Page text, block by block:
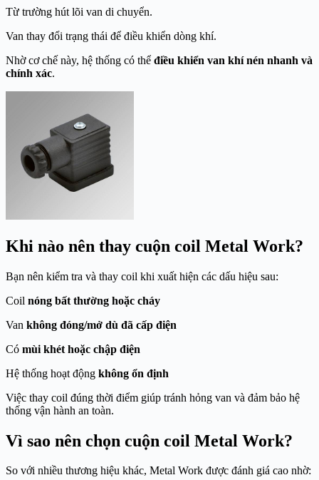
Từ trường hút lõi van di chuyển.
Van thay đổi trạng thái để điều khiển dòng khí.
Nhờ cơ chế này, hệ thống có thể điều khiển van khí nén nhanh và
chính xác.
Khi nào nên thay cuộn coil Metal Work?
Bạn nên kiểm tra và thay coil khi xuất hiện các dấu hiệu sau:
Coil nóng bất thường hoặc cháy
Van không đóng/mở dù đã cấp điện
Có mùi khét hoặc chập điện
Hệ thống hoạt động không ổn định
Việc thay coil đúng thời điểm giúp tránh hỏng van và đảm bảo hệ
thống vận hành an toàn.
Vì sao nên chọn cuộn coil Metal Work?
So với nhiều thương hiệu khác, Metal Work được đánh giá cao nhờ: